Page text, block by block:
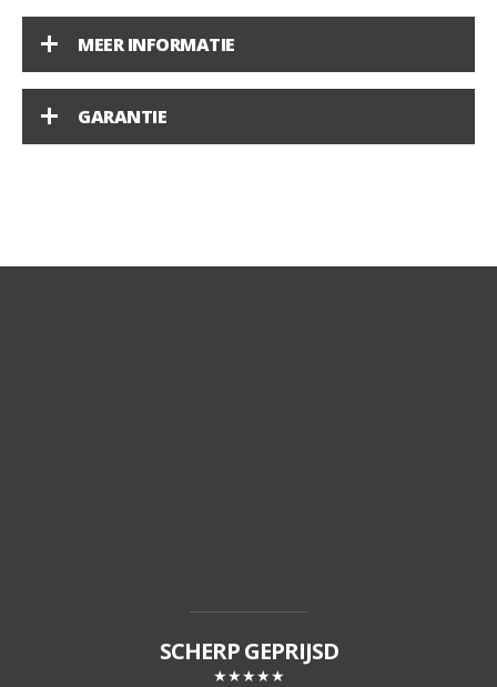
MEER INFORMATIE
GARANTIE
SCHERP GEPRIJSD
★★★★★